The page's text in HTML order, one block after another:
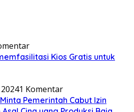
Kios Gratis untuk
1 Komentar
Minta Pemerintah Cabut Izin